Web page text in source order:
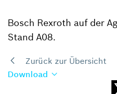
Bosch Rexroth auf der
Stand A08.
Zurück zur Übersicht
Download